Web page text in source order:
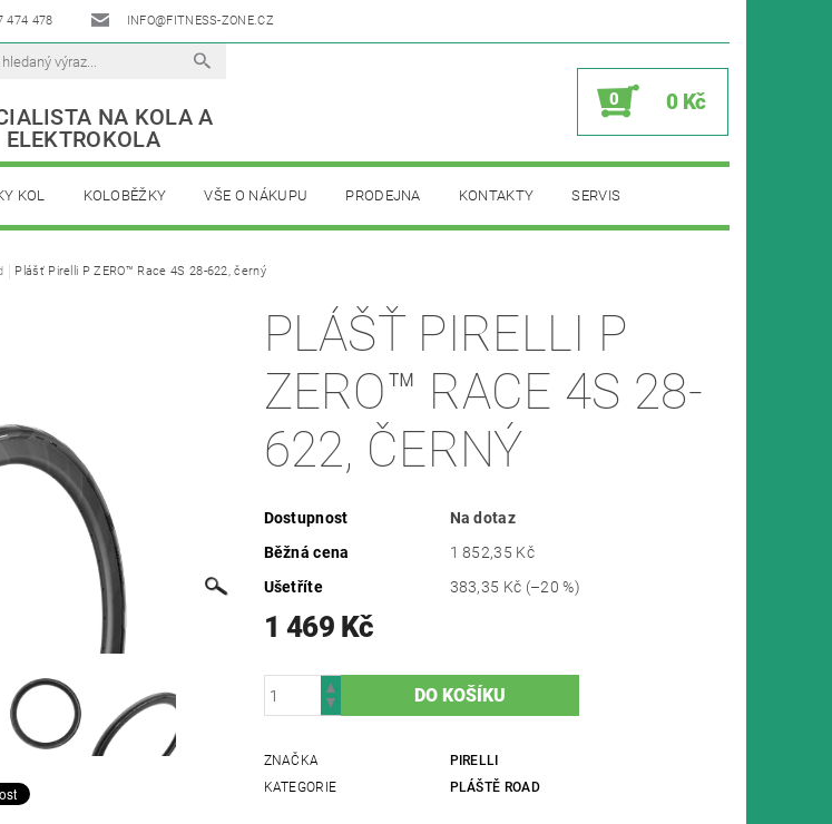
474 478 INFO@FITNESS-ZONE.CZ
NA KOLA A
ELEKTROKOLA
0 0 Kč
KOL KOLOBĚŽKY VŠE O NÁKUPU PRODEJNA KONTAKTY SERVIS
Plášť Pirelli P ZERO™ Race 4S 28-622, černý
PLÁŠŤ PIRELLI P
ZERO™ RACE 4S 28-
622, ČERNÝ
Dostupnost
Na dotaz
Běžná cena
1 852,35 Kč
Ušetříte
383,35 Kč (–20 %)
1 469 Kč
ZNAČKA
PIRELLI
KATEGORIE
PLÁŠTĚ ROAD